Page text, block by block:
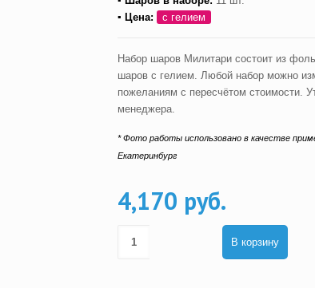
▪ Цена:
с гелием
Набор шаров Милитари состоит из
шаров с гелием. Любой набор можно
пожеланиям с пересчётом стоимости.
менеджера.
* Фото работы использовано в качестве
Екатеринбург
4,170 руб.
В корзину